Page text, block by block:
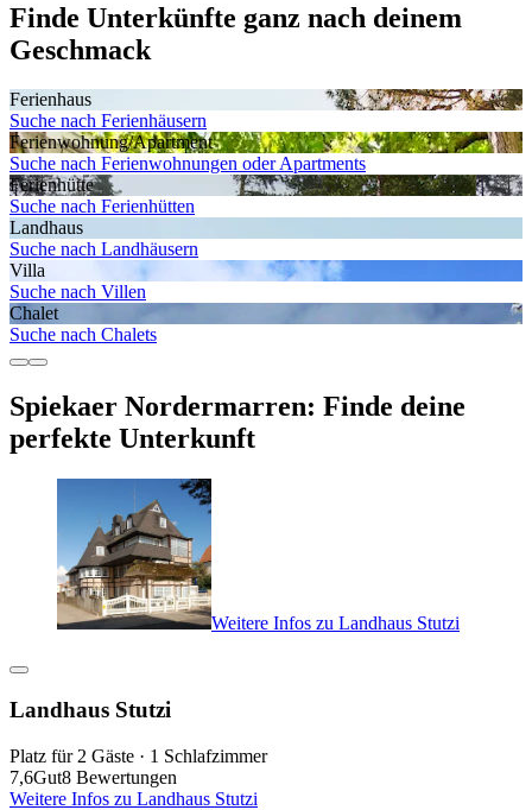
Finde Unterkünfte ganz nach deinem
Geschmack
Ferienhaus
Suche nach Ferienhäusern
Ferienwohnung/Apartment
Suche nach Ferienwohnungen oder Apartments
Ferienhütte
Suche nach Ferienhütten
Landhaus
Suche nach Landhäusern
Villa
Suche nach Villen
Chalet
Suche nach Chalets
Spiekaer Nordermarren: Finde deine
perfekte Unterkunft
Weitere Infos zu Landhaus Stutzi
Landhaus Stutzi
Platz für 2 Gäste · 1 Schlafzimmer
7,6Gut8 Bewertungen
Weitere Infos zu Landhaus Stutzi